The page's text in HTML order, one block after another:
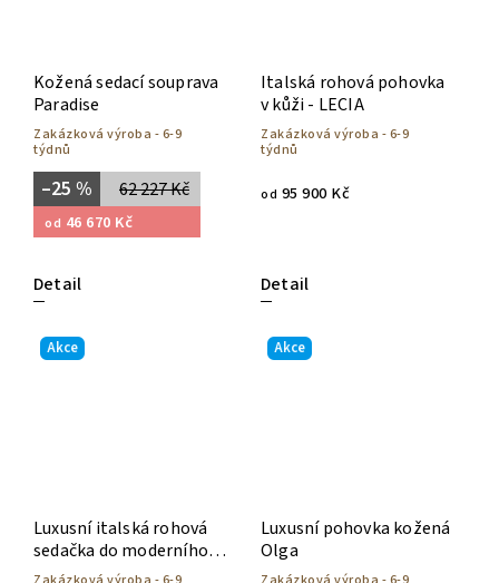
Kožená sedací souprava
Paradise
Zakázková výroba - 6-9
týdnů
62 227 Kč
–25 %
od 46 670 Kč
Detail
Italská rohová pohovka
v kůži - LECIA
Zakázková výroba - 6-9
týdnů
od 95 900 Kč
Detail
Akce
Luxusní italská rohová
sedačka do moderního
interiéru - NIVES
Akce
Luxusní pohovka kožená
Olga